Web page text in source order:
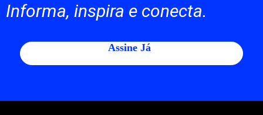
Informa, inspira e conecta.
Assine Já